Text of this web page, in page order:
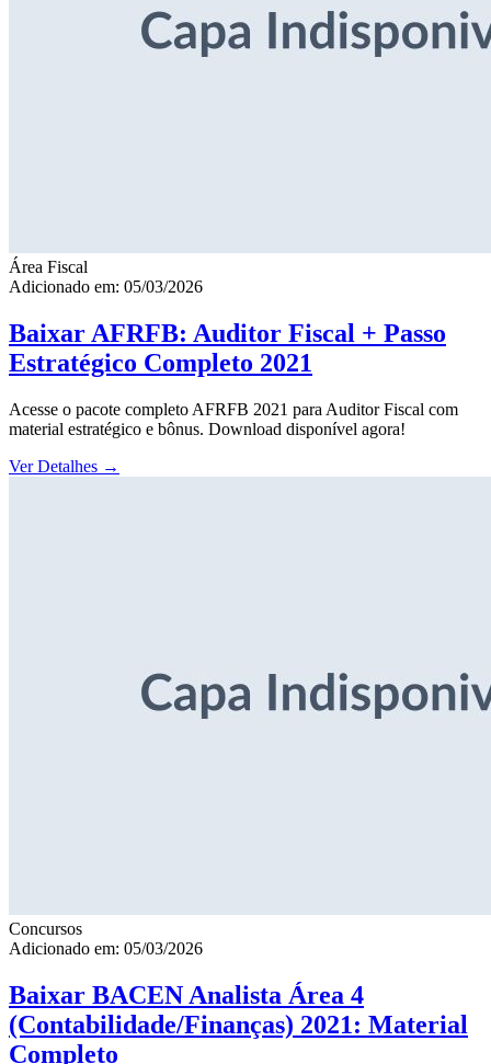
Área Fiscal
Adicionado em: 05/03/2026
Baixar AFRFB: Auditor Fiscal + Passo
Estratégico Completo 2021
Acesse o pacote completo AFRFB 2021 para Auditor Fiscal com
material estratégico e bônus. Download disponível agora!
Ver Detalhes →
Concursos
Adicionado em: 05/03/2026
Baixar BACEN Analista Área 4
(Contabilidade/Finanças) 2021: Material
Completo